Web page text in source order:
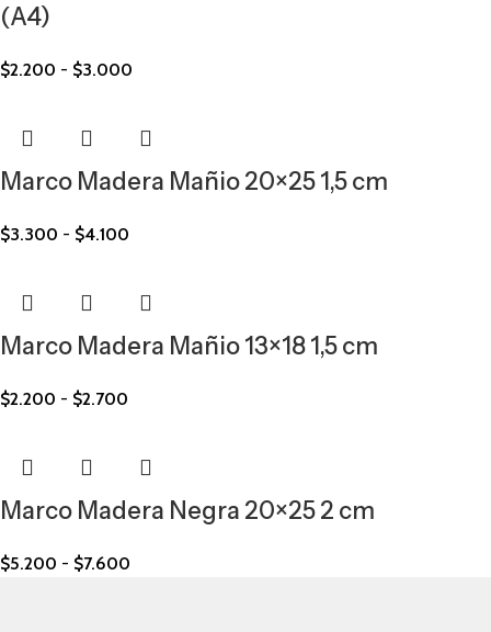
(A4)
$2.200 - $3.000
Marco Madera Mañio 20×25 1,5 cm
$3.300 - $4.100
Marco Madera Mañio 13×18 1,5 cm
$2.200 - $2.700
Marco Madera Negra 20×25 2 cm
$5.200 - $7.600